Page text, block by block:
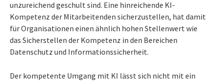
unzureichend geschult sind. Eine hinreichende KI-
Kompetenz der Mitarbeitenden sicherzustellen, hat damit
für Organisationen einen ähnlich hohen Stellenwert wie
das Sicherstellen der Kompetenz in den Bereichen
Datenschutz und Informationssicherheit.
Der kompetente Umgang mit KI lässt sich nicht mit ein